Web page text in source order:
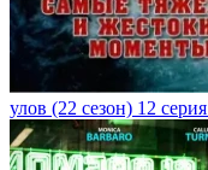
улов (22 сезон) 12 серия